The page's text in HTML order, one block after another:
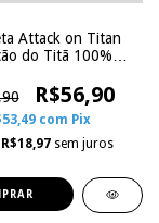
Attack on Titan
do Titã 100%
InfluenceR$56,90
com Pix
R$18,97 sem juros